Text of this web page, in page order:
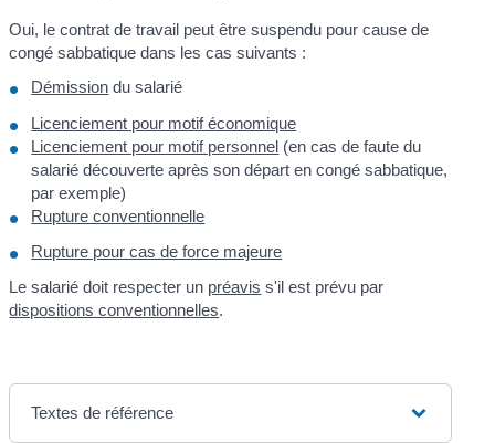
Oui, le contrat de travail peut être suspendu pour cause de
congé sabbatique dans les cas suivants :
Démission du salarié
Licenciement pour motif économique
Licenciement pour motif personnel (en cas de faute du
salarié découverte après son départ en congé sabbatique,
par exemple)
Rupture conventionnelle
Rupture pour cas de force majeure
Le salarié doit respecter un préavis s'il est prévu par
dispositions conventionnelles.
Textes de référence